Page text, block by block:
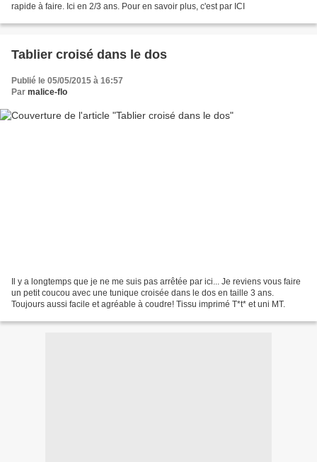
rapide à faire. Ici en 2/3 ans. Pour en savoir plus, c'est par ICI
Tablier croisé dans le dos
Publié le 05/05/2015 à 16:57
Par malice-flo
Il y a longtemps que je ne me suis pas arrêtée par ici... Je reviens vous faire
un petit coucou avec une tunique croisée dans le dos en taille 3 ans.
Toujours aussi facile et agréable à coudre! Tissu imprimé T*t* et uni MT.